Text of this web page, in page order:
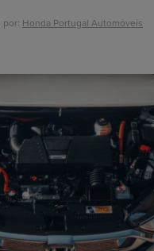
por: Honda Portugal Automóveis